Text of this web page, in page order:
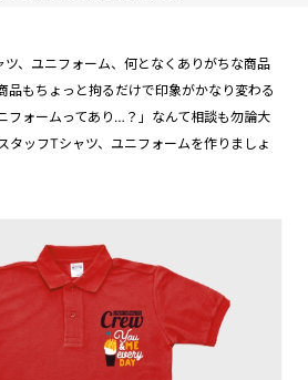
、ユニフォーム、何となくありがちな商品
品もちょっと拘るだけで印象がかなり変わる
フォームってあり…？」なんて相談も勿論大
タッフTシャツ、ユニフォームを作りましょ